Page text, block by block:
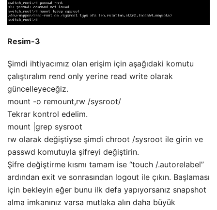
Resim-3
Şimdi ihtiyacımız olan erişim için aşağıdaki komutu
çalıştıralım rend only yerine read write olarak
güncelleyeceğiz.
mount -o remount,rw /sysroot/
Tekrar kontrol edelim.
mount |grep sysroot
rw olarak değiştiyse şimdi chroot /sysroot ile girin ve
passwd komutuyla şifreyi değiştirin.
Şifre değiştirme kısmı tamam ise “touch /.autorelabel”
ardından exit ve sonrasından logout ile çıkın. Başlaması
için bekleyin eğer bunu ilk defa yapıyorsanız snapshot
alma imkanınız varsa mutlaka alın daha büyük